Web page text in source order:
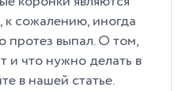
сожалению, иногда
протез выпал. О том,
и что нужно делать в
в нашей статье.